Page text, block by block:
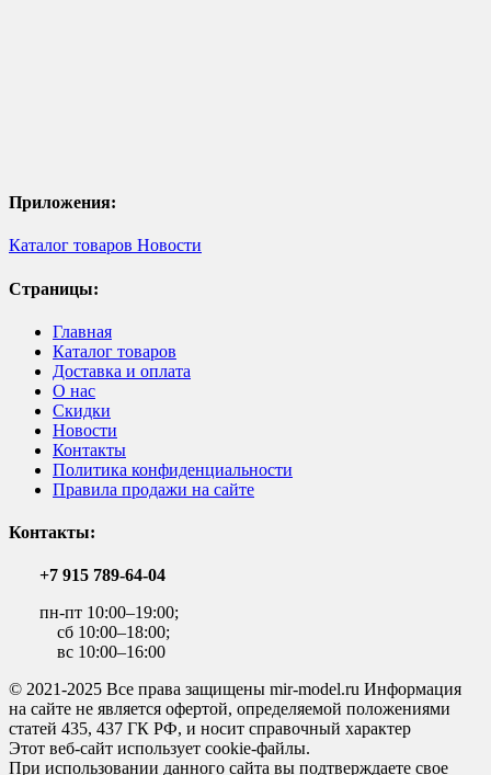
Приложения:
Каталог товаров Новости
Страницы:
Главная
Каталог товаров
Доставка и оплата
О нас
Скидки
Новости
Контакты
Политика конфиденциальности
Правила продажи на сайте
Контакты:
+7 915 789-64-04
пн-пт 10:00–19:00;
сб 10:00–18:00;
вс 10:00–16:00
© 2021-2025 Все права защищены mir-model.ru Информация
на сайте не является офертой, определяемой положениями
статей 435, 437 ГК РФ, и носит справочный характер
Этот веб-сайт использует cookie-файлы.
При использовании данного сайта вы подтверждаете свое